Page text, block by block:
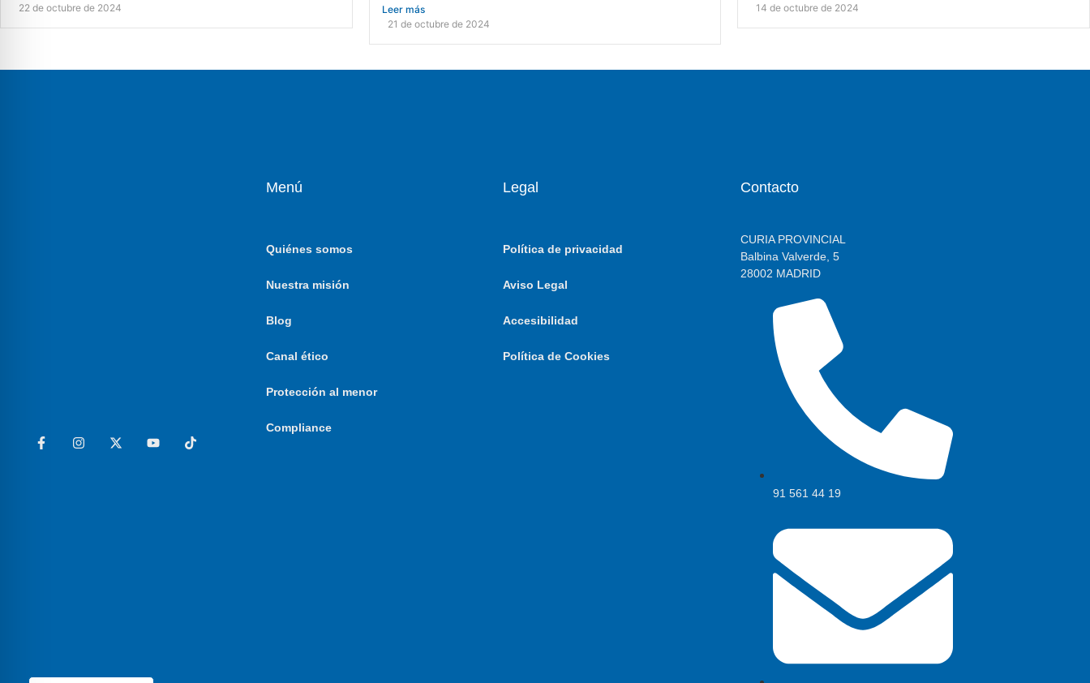
22 de octubre de 2024
Leer más
21 de octubre de 2024
14 de octubre de 2024
Menú
Quiénes somos
Nuestra misión
Blog
Canal ético
Protección al menor
Compliance
Legal
Política de privacidad
Aviso Legal
Accesibilidad
Política de Cookies
Contacto
CURIA PROVINCIAL
Balbina Valverde, 5
28002 MADRID
91 561 44 19